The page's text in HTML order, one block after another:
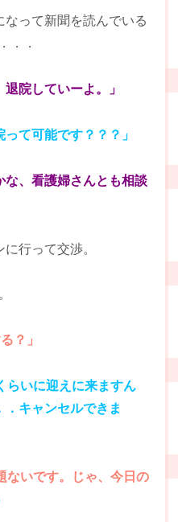
って新聞を読んでいる
．．
院していーよ。」
て可能です？？？」
、看護婦さんとも相談
行って交渉。
？」
いに迎えに来ますん
キャンセルできま
いです。じゃ、今日の